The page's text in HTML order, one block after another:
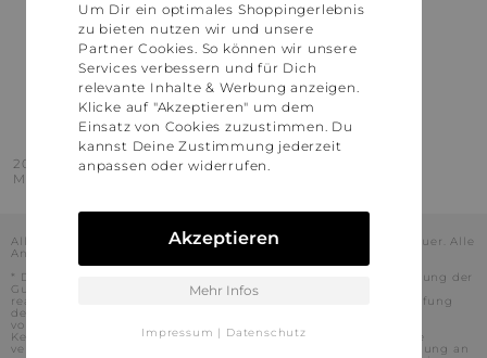
Österreich
Schweiz
France
United States
2016 - 2026 © Stylaholic.
Made for you with love in munich.
Alle Preise inkl. der jeweils geltenden gesetzlichen Mehrwertsteuer. Alle
Angaben ohne Gewähr.
* Die angezeigten Preise beinhalten Rabatte, die durch die Nutzung der
Gutschein-Codes auf den Seiten unserer Partner voraussichtlich
realisiert werden können. Stylaholic führt keine vollständige Prüfung
der Gutschein-Codes durch und es kann daher in Einzelfällen
vorkommen, dass die Gutscheine abweichend von unserem
Kenntnisstand bei dem jeweiligen Shop nicht oder nur teilweise
verwendet werden können. Darüber hinaus kann deren Verwendung an
Um Dir ein optimales Shoppingerlebnis
zu bieten nutzen wir und unsere
Partner Cookies. So können wir unsere
Services verbessern und für Dich
relevante Inhalte & Werbung anzeigen.
Klicke auf "Akzeptieren" um dem
Einsatz von Cookies zuzustimmen. Du
kannst Deine Zustimmung jederzeit
anpassen oder widerrufen.
Akzeptieren
Mehr Infos
Impressum | Datenschutz